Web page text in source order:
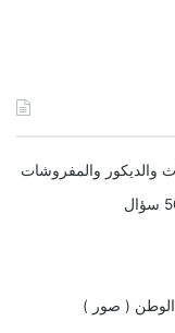
والديكور والمفروشات
( صور )